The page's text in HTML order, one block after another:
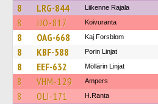
8 LRG-844 Liikenne Rajala
8 JJO-817 Koivuranta
8 OAG-668 Kaj Forsblom
8 KBF-588 Porin Linjat
8 EEF-632 Möllärin Linjat
8 VHM-129 Ampers
8 OLI-171 H.Ranta